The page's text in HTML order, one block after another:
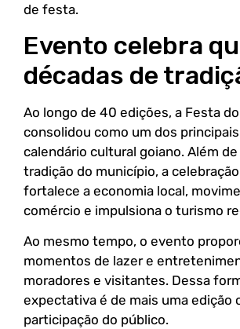
de festa.
Evento celebra
décadas de
Ao longo de 40 edições, a Festa
consolidou como um dos
calendário cultural goiano. Além
tradição do município, a
fortalece a economia local,
comércio e impulsiona o turismo
Ao mesmo tempo, o evento
momentos de lazer e
moradores e visitantes. Dessa
expectativa é de mais uma edição
participação do público.